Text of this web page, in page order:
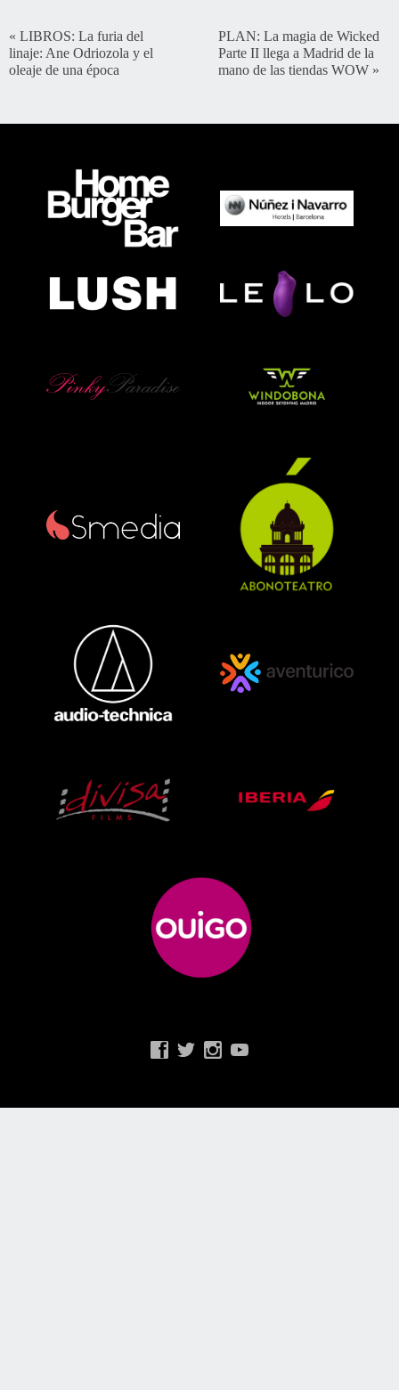
« LIBROS: La furia del
linaje: Ane Odriozola y el
oleaje de una época
PLAN: La magia de Wicked
Parte II llega a Madrid de la
mano de las tiendas WOW »